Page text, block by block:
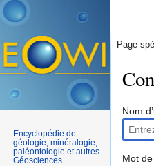
Nom
Mot
Page
Encyclopédie de
géologie, minéralogie,
paléontologie et autres
Géosciences